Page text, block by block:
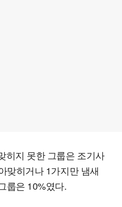
히지 못한 그룹은 조기사
맞히거나 1가지만 냄새
룹은 10%였다.